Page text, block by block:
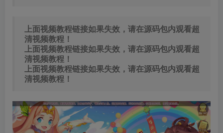
上面视频教程链接如果失效，请在源码包内观看超
清视频教程！
上面视频教程链接如果失效，请在源码包内观看超
清视频教程！
上面视频教程链接如果失效，请在源码包内观看超
清视频教程！